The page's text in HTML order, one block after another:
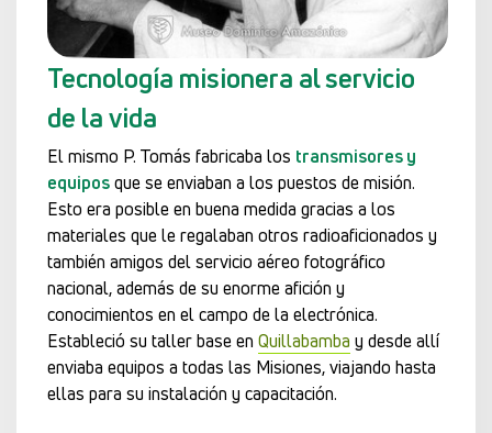
Tecnología misionera al servicio
de la vida
El mismo P. Tomás fabricaba los transmisores y
equiposque se enviaban a los puestos de misión.
Esto era posible en buena medida gracias a los
materiales que le regalaban otros radioaficionados y
también amigos del servicio aéreo fotográfico
nacional, además de su enorme afición y
conocimientos en el campo de la electrónica.
Estableció su taller base en Quillabamba y desde allí
enviaba equipos a todas las Misiones, viajando hasta
ellas para su instalación y capacitación.